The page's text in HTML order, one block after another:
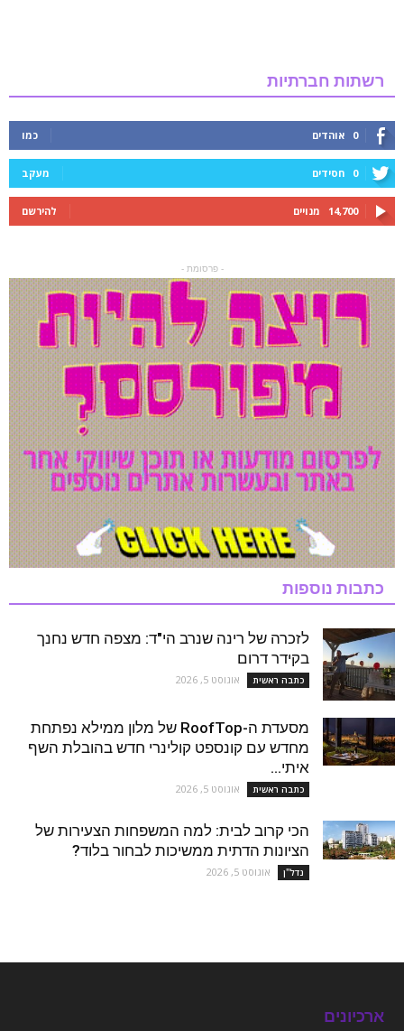
רשתות חברתיות
0 אוהדים כמו
0 חסידים מעקב
14,700 מנויים להירשם
- פרסומת -
כתבות נוספות
לזכרה של רינה שנרב הי"ד: מצפה חדש נחנך
בקידר דרום
כתבה ראשית אוגוסט 5, 2026
מסעדת ה-RoofTop של מלון ממילא נפתחת
מחדש עם קונספט קולינרי חדש בהובלת השף
איתי...
כתבה ראשית אוגוסט 5, 2026
הכי קרוב לבית: למה המשפחות הצעירות של
הציונות הדתית ממשיכות לבחור בלוד?
נדל''ן אוגוסט 5, 2026
ארכיונים